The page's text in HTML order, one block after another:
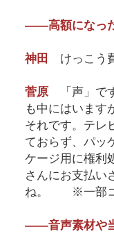
――高額になっ
神田 けっこう
菅原 「声」で
も中にはいます
それです。テレ
ておらず、パッ
ケージ用に権利
さんにお支払い
ね。 ※一部コ
――音声素材や当